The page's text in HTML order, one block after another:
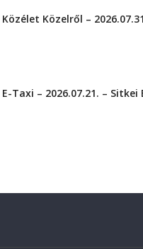
Közélet Közelről –
E-Taxi – 2026.07.21. – Sitkei